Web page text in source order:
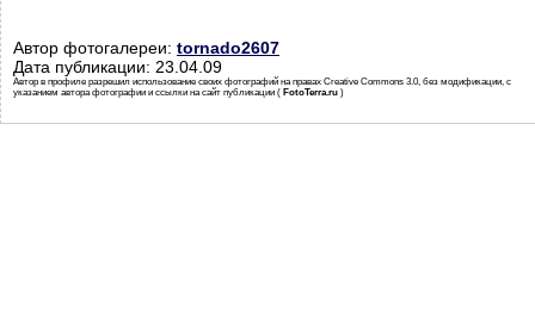
Автор фотогалереи: tornado2607
Дата публикации: 23.04.09
Автор в профиле разрешил использование своих фотографий на правах Creative Commons 3.0, без модификации, с
указанием автора фотографии и ссылки на сайт публикации ( FotoTerra.ru )